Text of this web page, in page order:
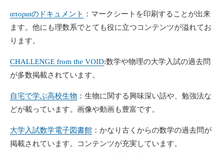
αποριαのドキュメント ：マークシートを印刷することが出来
ます。他にも理数系でとても役に立つコンテンツが溢れてお
ります。
CHALLENGE from the VOID:数学や物理の大学入試の過去問
が多数掲載されています。
自宅で学ぶ高校生物 ：生物に関する興味深い話や、勉強法な
どが載っています。画像や動画も豊富です。
大学入試数学電子図書館 ：かなり古くからの数学の過去問が
掲載されています。コンテンツが充実しています。